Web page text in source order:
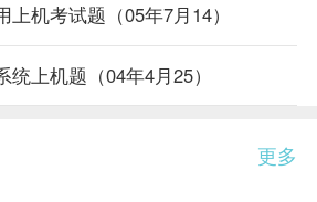
机考试题（05年7月14）
上机题（04年4月25）
更多